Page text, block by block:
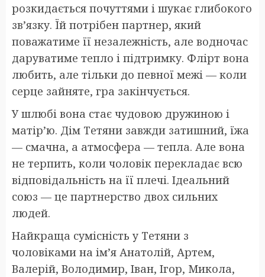
розкидається почуттями і шукає глибокого
зв’язку. Їй потрібен партнер, який
поважатиме її незалежність, але водночас
даруватиме тепло і підтримку. Флірт вона
любить, але тільки до певної межі — коли
серце зайняте, гра закінчується.
У шлюбі вона стає чудовою дружиною і
матір’ю. Дім Тетяни завжди затишний, їжа
— смачна, а атмосфера — тепла. Але вона
не терпить, коли чоловік перекладає всю
відповідальність на її плечі. Ідеальний
союз — це партнерство двох сильних
людей.
Найкраща сумісність у Тетяни з
чоловіками на ім’я Анатолій, Артем,
Валерій, Володимир, Іван, Ігор, Микола,